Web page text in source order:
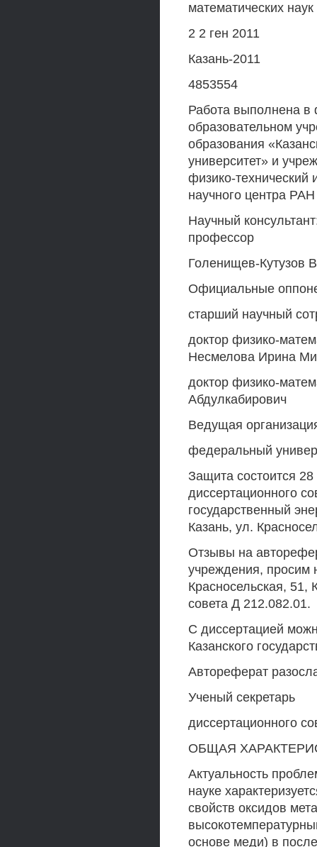
математических наук
2 2 ген 2011
Казань-2011
4853554
Работа выполнена в
образовательном
образования
университет» и
физико-технический
научного центра РАН
Научный
профессор
Голенищев-Кутузов
Официальные
старший научный
доктор физико-
Несмелова Ирина
доктор физико-
Абдулкабирович
Ведущая
федеральный
Защита состоится
диссертационного
государственный
Казань, ул.
Отзывы на
учреждения, просим
Красносельская, 51,
совета Д 212.082.01.
С диссертацией
Казанского
Автореферат
Ученый секретарь
диссертационного
ОБЩАЯ
Актуальность
науке
свойств оксидов
основе меди) в